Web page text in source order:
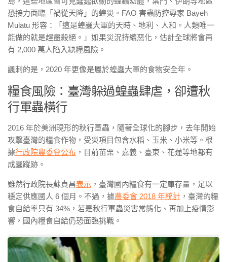
恐接力面臨「禍從天降」的蝗災。FAO 害蟲防控專家 Bayeh
Mulatu 形容：「這是蝗蟲大軍的天時、地利、人和。人類唯一
能做的就是趕盡殺絕。」如果災況持續惡化，估計全球將會再
有 2,000 萬人陷入缺糧風險。
諷刺的是，2020 年更像是屬於蝗蟲大軍的食物安全年。
糧食風險：臺灣躲過蝗蟲肆虐，卻遭秋
行軍蟲橫行
2016 年於美洲現形的秋行軍蟲，隨著全球化的腳步，去年開始
攻擊臺灣的糧食作物，受災項目包含水稻、玉米、小米等。根
據行政院農委會公布 ，目前苗栗、嘉義、臺東、花蓮等地都有
成蟲蹤跡。
雖然行政院長蘇貞昌表示 ，臺灣國內糧食有一定庫存量，足以
穩定供應國人 6 個月。不過，據農委會 2018 年統計 ，臺灣的糧
食自給率只有 34%，若是秋行軍蟲災害常態化、再加上疫情影
響，國內糧食自給仍恐面臨挑戰。